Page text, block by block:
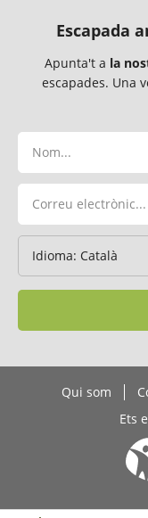
Escapada
Apunta't a la
escapades. Una
Qui som
Ets